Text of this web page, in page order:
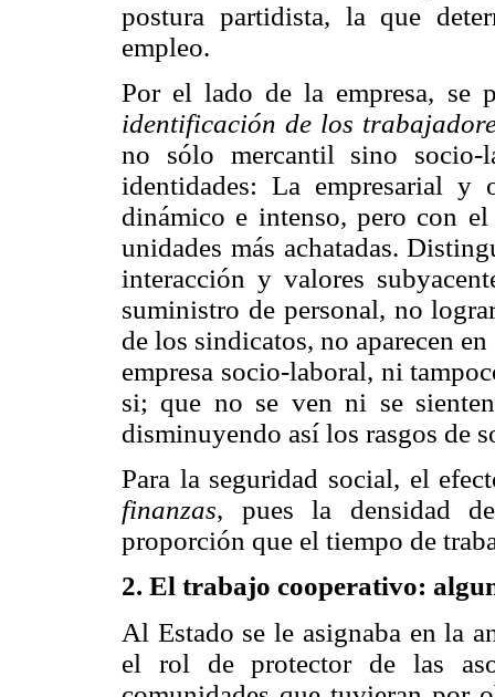
postura partidista, la que
empleo.
Por el lado de la empresa, se
identificación de los
no sólo mercantil sino socio-
identidades: La empresarial y
dinámico e intenso, pero con
unidades más achatadas.
interacción y valores
suministro de personal, no
de los sindicatos, no aparecen
empresa socio-laboral, ni
si; que no se ven ni se
disminuyendo así los rasgos de
Para la seguridad social, el
finanzas, pues la densidad
proporción que el tiempo de
2. El trabajo cooperativo:
Al Estado se le asignaba en la
el rol de protector de las